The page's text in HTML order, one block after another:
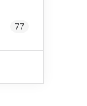
77